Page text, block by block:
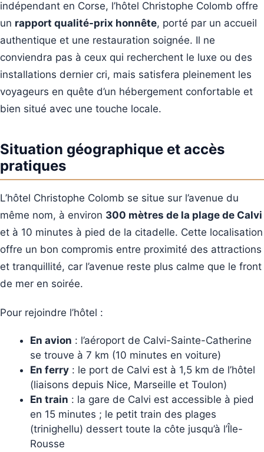
indépendant en Corse, l’hôtel Christophe Colomb offre
un rapport qualité-prix honnête, porté par un accueil
authentique et une restauration soignée. Il ne
conviendra pas à ceux qui recherchent le luxe ou des
installations dernier cri, mais satisfera pleinement les
voyageurs en quête d’un hébergement confortable et
bien situé avec une touche locale.
Situation géographique et accès
pratiques
L’hôtel Christophe Colomb se situe sur l’avenue du
même nom, à environ 300 mètres de la plage de Calvi
et à 10 minutes à pied de la citadelle. Cette localisation
offre un bon compromis entre proximité des attractions
et tranquillité, car l’avenue reste plus calme que le front
de mer en soirée.
Pour rejoindre l’hôtel :
En avion : l’aéroport de Calvi-Sainte-Catherine
se trouve à 7 km (10 minutes en voiture)
En ferry : le port de Calvi est à 1,5 km de l’hôtel
(liaisons depuis Nice, Marseille et Toulon)
En train : la gare de Calvi est accessible à pied
en 15 minutes ; le petit train des plages
(trinighellu) dessert toute la côte jusqu’à l’Île-
Rousse